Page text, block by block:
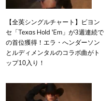
【全英シングルチャート】ビヨン
セ「Texas Hold 'Em」が3週連続で
の首位獲得！エラ・へンダーソン
とルディメンタルのコラボ曲がト
ップ10入り！